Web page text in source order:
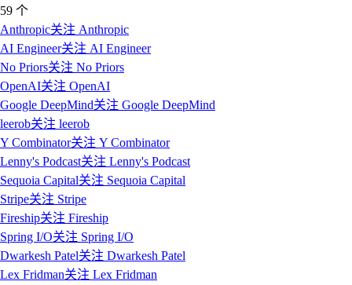
59 个
Anthropic关注 Anthropic
AI Engineer关注 AI Engineer
No Priors关注 No Priors
OpenAI关注 OpenAI
Google DeepMind关注 Google DeepMind
leerob关注 leerob
Y Combinator关注 Y Combinator
Lenny's Podcast关注 Lenny's Podcast
Sequoia Capital关注 Sequoia Capital
Stripe关注 Stripe
Fireship关注 Fireship
Spring I/O关注 Spring I/O
Dwarkesh Patel关注 Dwarkesh Patel
Lex Fridman关注 Lex Fridman